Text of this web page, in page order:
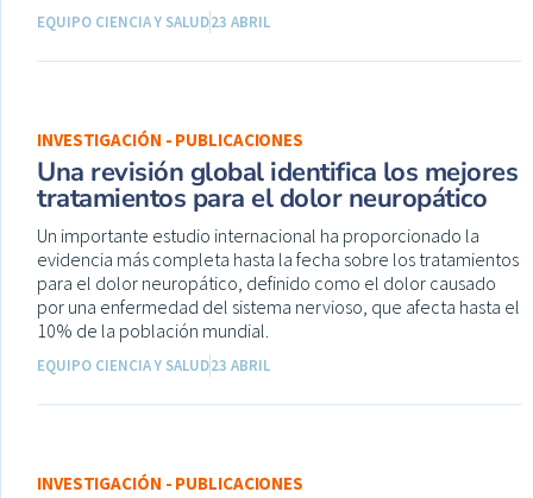
EQUIPO CIENCIA Y SALUD23 ABRIL
INVESTIGACIÓN - PUBLICACIONES
Una revisión global identifica los mejores
tratamientos para el dolor neuropático
Un importante estudio internacional ha proporcionado la
evidencia más completa hasta la fecha sobre los tratamientos
para el dolor neuropático, definido como el dolor causado
por una enfermedad del sistema nervioso, que afecta hasta el
10% de la población mundial.
EQUIPO CIENCIA Y SALUD23 ABRIL
INVESTIGACIÓN - PUBLICACIONES